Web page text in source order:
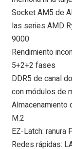
Socket AM5 de
las series AMD
9000
Rendimiento
5+2+2 fases
DDR5 de canal
con módulos de
Almacenamiento
M.2
EZ-Latch: ranura
Redes rápidas: